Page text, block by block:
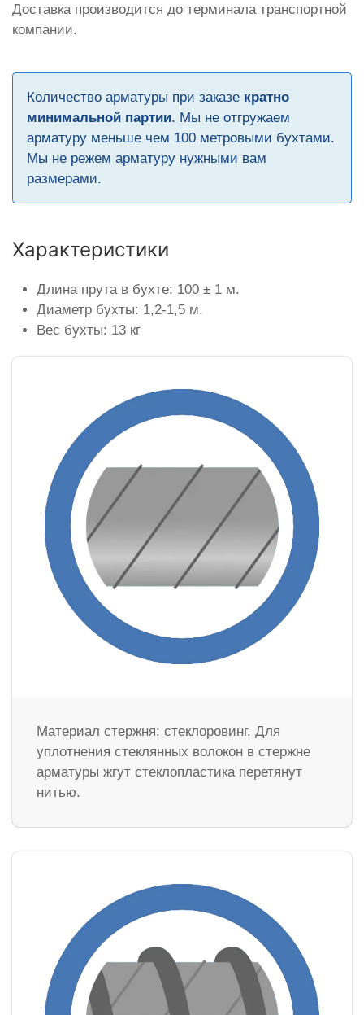
Доставка производится до терминала транспортной
компании.
Количество арматуры при заказе кратно
минимальной партии. Мы не отгружаем
арматуру меньше чем 100 метровыми бухтами.
Мы не режем арматуру нужными вам
размерами.
Характеристики
Длина прута в бухте: 100 ± 1 м.
Диаметр бухты: 1,2-1,5 м.
Вес бухты: 13 кг
Материал стержня: стеклоровинг. Для
уплотнения стеклянных волокон в стержне
арматуры жгут стеклопластика перетянут
нитью.